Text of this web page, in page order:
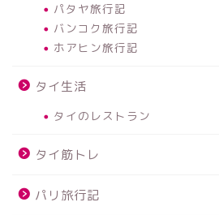
パタヤ旅行記
バンコク旅行記
ホアヒン旅行記
タイ生活
タイのレストラン
タイ筋トレ
パリ旅行記